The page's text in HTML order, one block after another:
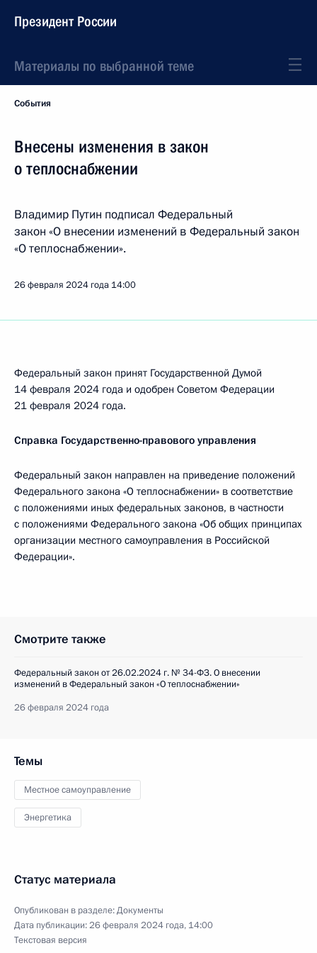
Президент России
Материалы по выбранной теме
События
Внесены изменения в закон
о теплоснабжении
Владимир Путин подписал Федеральный
закон «О внесении изменений в Федеральный закон
«О теплоснабжении».
26 февраля 2024 года 14:00
Федеральный закон принят Государственной Думой
14 февраля 2024 года и одобрен Советом Федерации
21 февраля 2024 года.
Справка Государственно-правового управления
Федеральный закон направлен на приведение положений
Федерального закона «О теплоснабжении» в соответствие
с положениями иных федеральных законов, в частности
с положениями Федерального закона «Об общих принципах
организации местного самоуправления в Российской
Федерации».
Смотрите также
Федеральный закон от 26.02.2024 г. № 34-ФЗ. О внесении
изменений в Федеральный закон «О теплоснабжении»
26 февраля 2024 года
Темы
Местное самоуправление
Энергетика
Статус материала
Опубликован в разделе:Документы
Дата публикации:26 февраля 2024 года, 14:00
Текстовая версия